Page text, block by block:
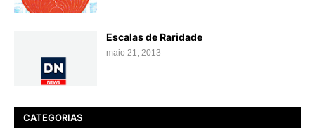
Escalas de Raridade
maio 21, 2013
CATEGORIAS